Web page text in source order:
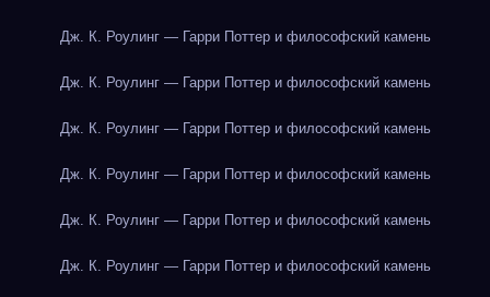
Дж. К. Роулинг — Гарри Поттер и философский камень
Дж. К. Роулинг — Гарри Поттер и философский камень
Дж. К. Роулинг — Гарри Поттер и философский камень
Дж. К. Роулинг — Гарри Поттер и философский камень
Дж. К. Роулинг — Гарри Поттер и философский камень
Дж. К. Роулинг — Гарри Поттер и философский камень